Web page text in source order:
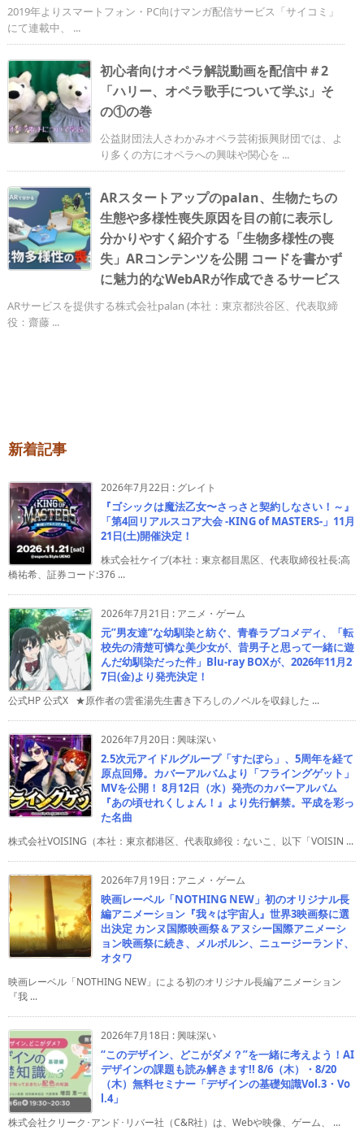
2019年よりスマートフォン・PC向けマンガ配信サービス「サイコミ」
にて連載中、 ...
初心者向けオペラ解説動画を配信中＃2
「ハリー、オペラ歌手について学ぶ」そ
の①の巻
公益財団法人さわかみオペラ芸術振興財団では、よ
り多くの方にオペラへの興味や関心を ...
ARスタートアップのpalan、生物たちの
生態や多様性喪失原因を目の前に表示し
分かりやすく紹介する「生物多様性の喪
失」ARコンテンツを公開 コードを書かず
に魅力的なWebARが作成できるサービス
ARサービスを提供する株式会社palan (本社：東京都渋谷区、代表取締
役：齋藤 ...
新着記事
2026年7月22日 : グレイト
『ゴシックは魔法乙女〜さっさと契約しなさい！～』
「第4回リアルスコア大会 -KING of MASTERS-」11月
21日(土)開催決定！
株式会社ケイブ(本社：東京都目黒区、代表取締役社長:高
橋祐希、証券コード:376 ...
2026年7月21日 : アニメ・ゲーム
元”男友達”な幼馴染と紡ぐ、青春ラブコメディ、「転
校先の清楚可憐な美少女が、昔男子と思って一緒に遊
んだ幼馴染だった件」Blu-ray BOXが、2026年11月2
7日(金)より発売決定！
公式HP 公式X ★原作者の雲雀湯先生書き下ろしのノベルを収録した ...
2026年7月20日 :興味深い
2.5次元アイドルグループ「すたぽら」、5周年を経て
原点回帰。カバーアルバムより「フライングゲット」
MVを公開！ 8月12日（水）発売のカバーアルバム
『あの頃せれくしょん！』より先行解禁。平成を彩っ
た名曲
株式会社VOISING（本社：東京都港区、代表取締役：ないこ、以下「VOISIN ...
2026年7月19日 : アニメ・ゲーム
映画レーベル「NOTHING NEW」初のオリジナル長
編アニメーション『我々は宇宙人』世界3映画祭に選
出決定 カンヌ国際映画祭＆アヌシー国際アニメーシ
ョン映画祭に続き、メルボルン、ニュージーランド、
オタワ
映画レーベル「NOTHING NEW」による初のオリジナル長編アニメーション
『我 ...
2026年7月18日 :興味深い
“このデザイン、どこがダメ？”を一緒に考えよう！AI
デザインの課題も読み解きます!! 8/6（木）・8/20
（木）無料セミナー「デザインの基礎知識Vol.3・Vo
l.4」
株式会社クリーク･アンド･リバー社（C&R社）は、Webや映像、ゲーム、 ...